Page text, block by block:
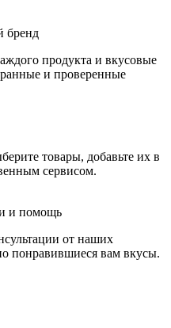
бренд
продукта и вкусовые
и проверенные
товары, добавьте их в
сервисом.
и помощь
от наших
понравившиеся вам вкусы.